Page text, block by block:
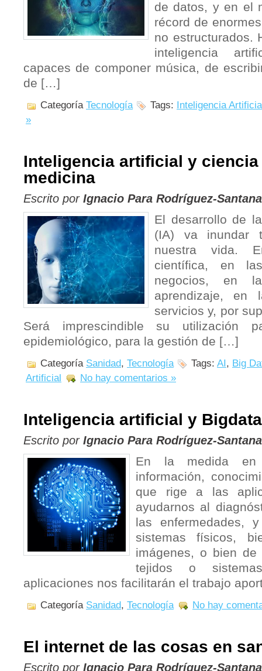
de datos, y en el
récord de
no estructurados.
inteligencia
capaces de componer música, de
de […]
Categoría Tecnología Tags: Inteligencia
»
Inteligencia artificial y ciencia
medicina
Escrito por Ignacio Para Rodríguez-Santana
El desarrollo de
(IA) va inundar
nuestra vida.
científica, en
negocios, en
aprendizaje, en
servicios y, por
Será imprescindible su utilización
epidemiológico, para la gestión de […]
Categoría Sanidad, Tecnología Tags: AI, Big
Artificial
No hay comentarios »
Inteligencia artificial y Bigdata
Escrito por Ignacio Para Rodríguez-Santana
En la medida en
información,
que rige a las
ayudarnos al
las enfermedades,
sistemas físicos,
imágenes, o bien
tejidos o
aplicaciones nos facilitarán el trabajo
Categoría Sanidad, Tecnología No hay
El internet de las cosas en
Escrito por Ignacio Para Rodríguez-Santana